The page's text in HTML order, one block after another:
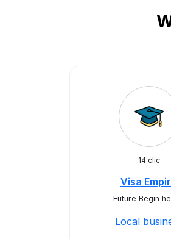
14 clic
Visa
Future Begin
Local